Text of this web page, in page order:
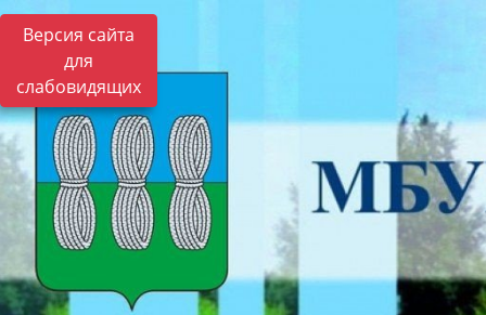
Версия сайта
для
слабовидящих